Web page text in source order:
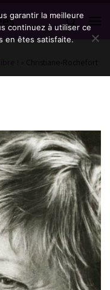
Search
!
garantir la meilleure
continuez à utiliser ce
en êtes satisfaite.